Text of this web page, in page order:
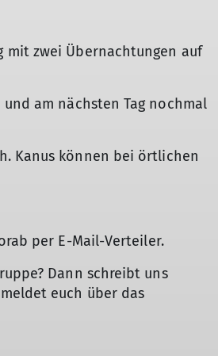
mit zwei Übernachtungen auf
am nächsten Tag nochmal
Kanus können bei örtlichen
per E-Mail-Verteiler.
Dann schreibt uns
euch über das